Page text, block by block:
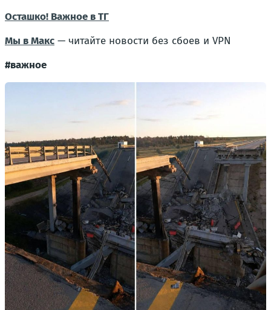
Осташко! Важное в ТГ
Мы в Макс — читайте новости без сбоев и VPN
#важное